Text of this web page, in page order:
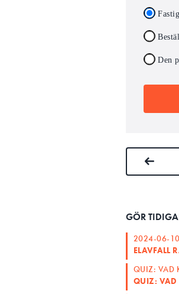
Den
GÖR
2024-06-10
ELAVFALL
QUIZ: VAD
QUIZ: VAD